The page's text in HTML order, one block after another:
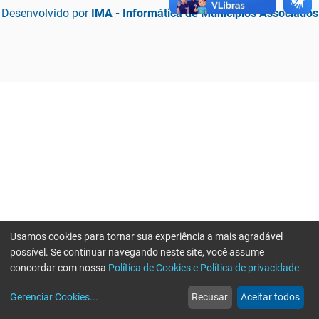
Desenvolvido por IMA - Informática de Municípios Associados
web
Notícias
more_horiz
Mais
Usamos cookies para tornar sua experiência a mais agradável
possível. Se continuar navegando neste site, você assume
concordar com nossa Política de Cookies e Política de privacidade
Gerenciar Cookies... Recusar Aceitar todos
Erro ao enviar informações, por favor tente novamente